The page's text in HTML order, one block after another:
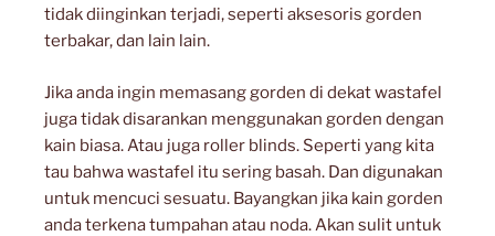
tidak diinginkan terjadi, seperti aksesoris gorden
terbakar, dan lain lain.
Jika anda ingin memasang gorden di dekat wastafel
juga tidak disarankan menggunakan gorden dengan
kain biasa. Atau juga roller blinds. Seperti yang kita
tau bahwa wastafel itu sering basah. Dan digunakan
untuk mencuci sesuatu. Bayangkan jika kain gorden
anda terkena tumpahan atau noda. Akan sulit untuk